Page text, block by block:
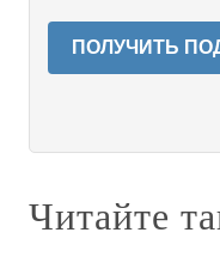
ПОЛУЧИТЬ
Читайте